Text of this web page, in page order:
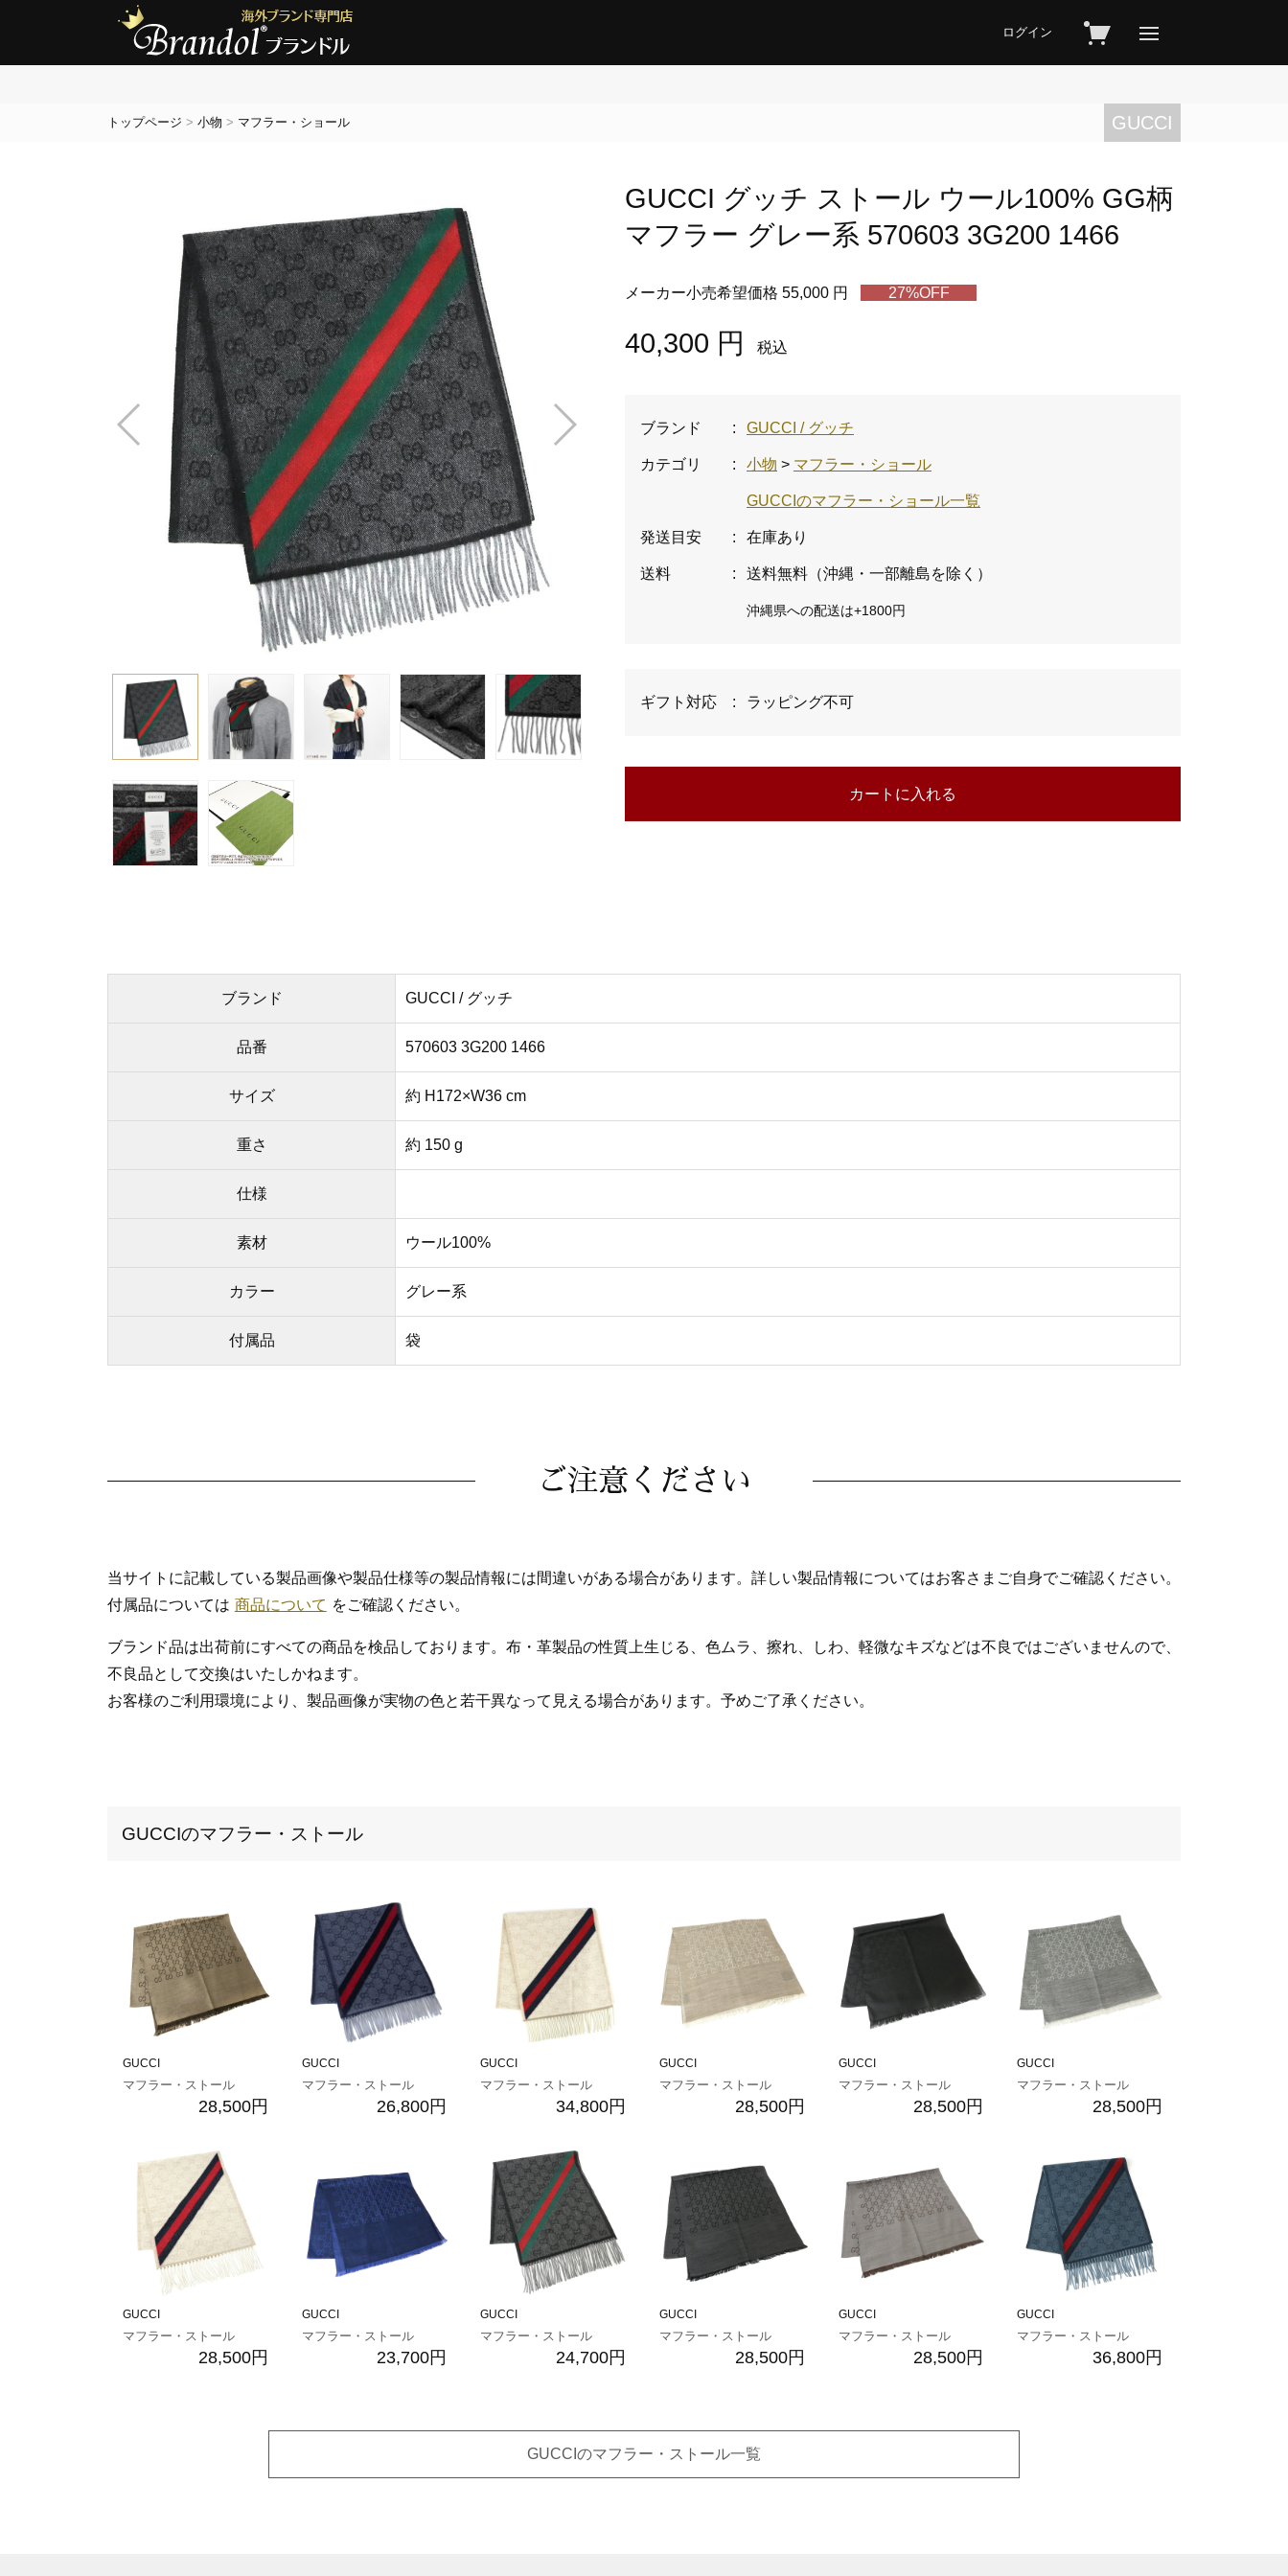
ログイン
トップページ > 小物 > マフラー・ショール GUCCI
GUCCI グッチ ストール ウール100% GG柄
マフラー グレー系 570603 3G200 1466
メーカー小売希望価格 55,000 円 27%OFF
40,300 円 税込
ブランド : GUCCI / グッチ
カテゴリ : 小物 > マフラー・ショール
GUCCIのマフラー・ショール一覧
発送目安 : 在庫あり
送料 : 送料無料（沖縄・一部離島を除く）
沖縄県への配送は+1800円
ギフト対応 : ラッピング不可
カートに入れる
ブランド GUCCI / グッチ
品番 570603 3G200 1466
サイズ 約 H172×W36 cm
重さ 約 150 g
仕様
素材 ウール100%
カラー グレー系
付属品 袋
ご注意ください
当サイトに記載している製品画像や製品仕様等の製品情報には間違いがある場合があります。詳しい製品情報についてはお客さまご自身でご確認ください。
付属品については 商品について をご確認ください。
ブランド品は出荷前にすべての商品を検品しております。布・革製品の性質上生じる、色ムラ、擦れ、しわ、軽微なキズなどは不良ではございませんので、
不良品として交換はいたしかねます。
お客様のご利用環境により、製品画像が実物の色と若干異なって見える場合があります。予めご了承ください。
GUCCIのマフラー・ストール
GUCCI
マフラー・ストール
28,500円
GUCCI
マフラー・ストール
26,800円
GUCCI
マフラー・ストール
34,800円
GUCCI
マフラー・ストール
28,500円
GUCCI
マフラー・ストール
28,500円
GUCCI
マフラー・ストール
28,500円
GUCCI
マフラー・ストール
28,500円
GUCCI
マフラー・ストール
23,700円
GUCCI
マフラー・ストール
24,700円
GUCCI
マフラー・ストール
28,500円
GUCCI
マフラー・ストール
28,500円
GUCCI
マフラー・ストール
36,800円
GUCCIのマフラー・ストール一覧